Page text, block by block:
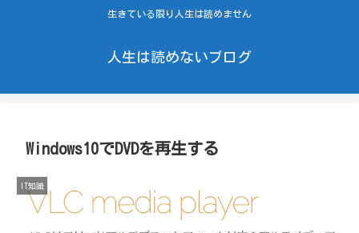
生きている限り人生は読めません
人生は読めないブログ
Windows10でDVDを再生する
IT知識